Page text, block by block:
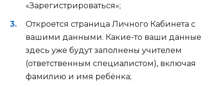
«Зарегистрироваться»;
Откроется страница Личного Кабинета с
вашими данными. Какие-то ваши данные
здесь уже будут заполнены учителем
(ответственным специалистом), включая
фамилию и имя ребёнка;